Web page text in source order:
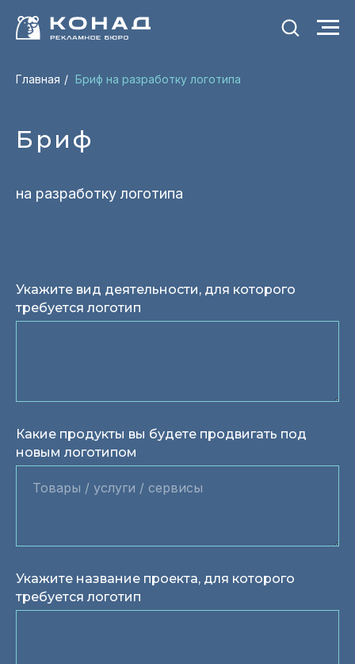
Главная / Бриф на разработку логотипа
Бриф
на разработку логотипа
Укажите вид деятельности, для которого
требуется логотип
Какие продукты вы будете продвигать под
новым логотипом
Укажите название проекта, для которого
требуется логотип